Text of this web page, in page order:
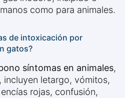
como para animales.
de intoxicación por
gatos?
síntomas en animales,
incluyen letargo, vómitos,
rojas, confusión,